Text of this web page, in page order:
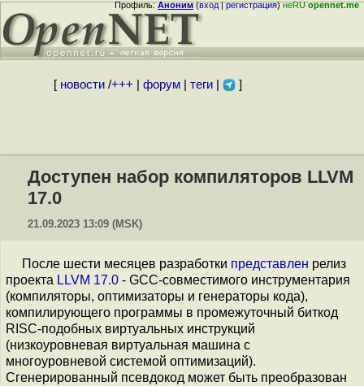
Профиль:Аноним(вход|регистрация)неRUopennet.me
[ новости/+++ форум| теги| ]
Доступен набор компиляторов LLVM
17.0
21.09.2023 13:09 (MSK)
После шести месяцев разработки представлен релиз
проекта LLVM 17.0 - GCC-совместимого инструментария
(компиляторы, оптимизаторы и генераторы кода),
компилирующего программы в промежуточный биткод
RISC-подобных виртуальных инструкций
(низкоуровневая виртуальная машина с
многоуровневой системой оптимизаций).
Сгенерированный псевдокод может быть преобразован